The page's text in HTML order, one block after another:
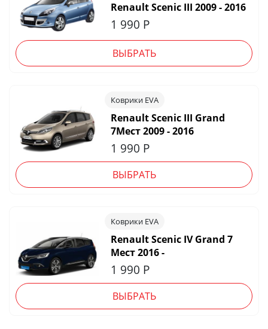
Renault Scenic III 2009 - 2016
1 990 Р
ВЫБРАТЬ
Коврики EVA
Renault Scenic III Grand
7Мест 2009 - 2016
1 990 Р
ВЫБРАТЬ
Коврики EVA
Renault Scenic IV Grand 7
Мест 2016 -
1 990 Р
ВЫБРАТЬ